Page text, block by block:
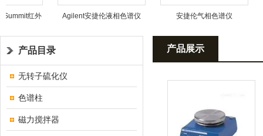
红外
Agilent安捷伦液相色谱仪
安捷伦气相色谱仪
产品目录
无转子硫化仪
色谱柱
磁力搅拌器
产品展示